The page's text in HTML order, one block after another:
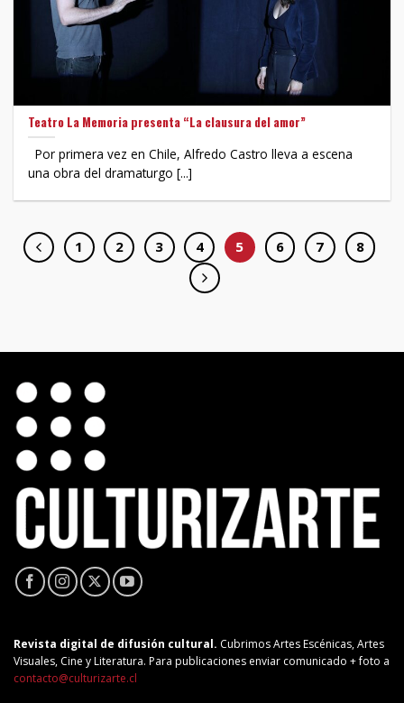
Teatro La Memoria presenta “La clausura del amor”
Por primera vez en Chile, Alfredo Castro lleva a escena
una obra del dramaturgo [...]
1 2 3 4 5 6 7 8
Revista digital de difusión cultural. Cubrimos Artes Escénicas, Artes
Visuales, Cine y Literatura. Para publicaciones enviar comunicado + foto a
contacto@culturizarte.cl